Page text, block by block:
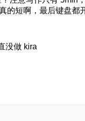
的短啊，最后键盘都
没做 kira